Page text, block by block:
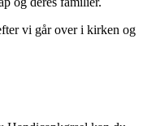
vi går over i kirken og